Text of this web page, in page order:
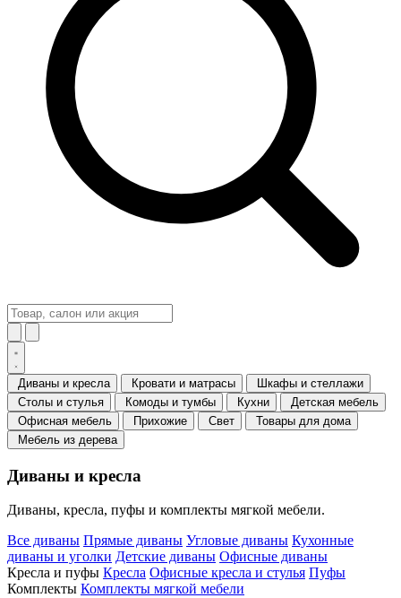
Диваны и кресла Кровати и матрасы
Шкафы и стеллажи
Столы и стулья
Комоды и тумбы Кухни
Детская мебель
Офисная мебель
Прихожие Свет
Товары для дома
Мебель из дерева
Диваны и кресла
Диваны, кресла, пуфы и комплекты мягкой мебели.
Все диваны Прямые диваны Угловые диваны Кухонные
диваны и уголки Детские диваны Офисные диваны
Кресла и пуфы Кресла Офисные кресла и стулья Пуфы
Комплекты Комплекты мягкой мебели